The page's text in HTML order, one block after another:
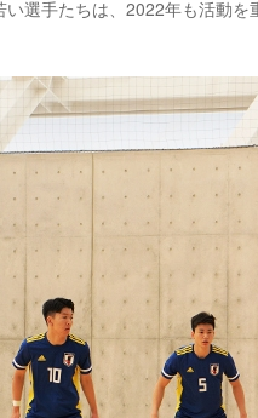
選手たちは、2022年も活動